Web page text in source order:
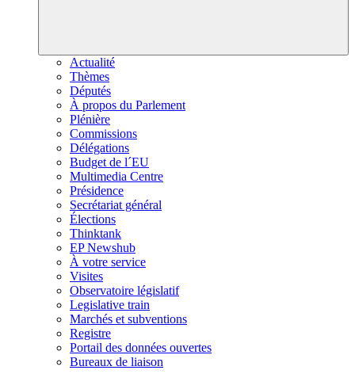
Actualité
Thèmes
Députés
À propos du Parlement
Plénière
Commissions
Délégations
Budget de l´EU
Multimedia Centre
Présidence
Secrétariat général
Élections
Thinktank
EP Newshub
À votre service
Visites
Observatoire législatif
Legislative train
Marchés et subventions
Registre
Portail des données ouvertes
Bureaux de liaison